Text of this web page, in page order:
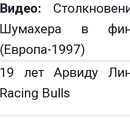
Видео:
Шумахера в
(Европа-1997)
19 лет Арвиду
Racing Bulls